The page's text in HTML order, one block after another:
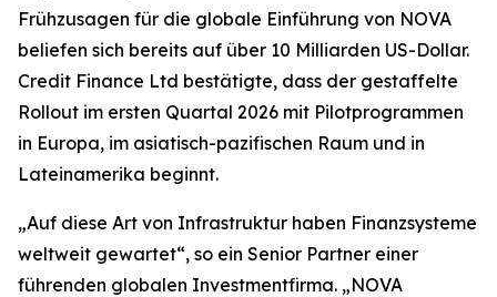
Frühzusagen für die globale Einführung von NOVA
beliefen sich bereits auf über 10 Milliarden US-Dollar.
Credit Finance Ltd bestätigte, dass der gestaffelte
Rollout im ersten Quartal 2026 mit Pilotprogrammen
in Europa, im asiatisch-pazifischen Raum und in
Lateinamerika beginnt.
„Auf diese Art von Infrastruktur haben Finanzsysteme
weltweit gewartet“, so ein Senior Partner einer
führenden globalen Investmentfirma. „NOVA